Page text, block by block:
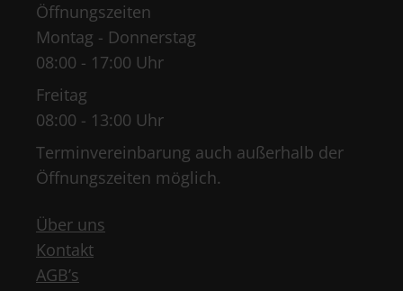
Öffnungszeiten
Montag - Donnerstag
08:00 - 17:00 Uhr
Freitag
08:00 - 13:00 Uhr
Terminvereinbarung auch außerhalb der
Öffnungszeiten möglich.
Über uns
Kontakt
AGB’s